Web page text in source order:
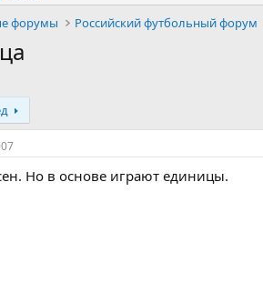
форумы Российский футбольный форум
Но в основе играют единицы.